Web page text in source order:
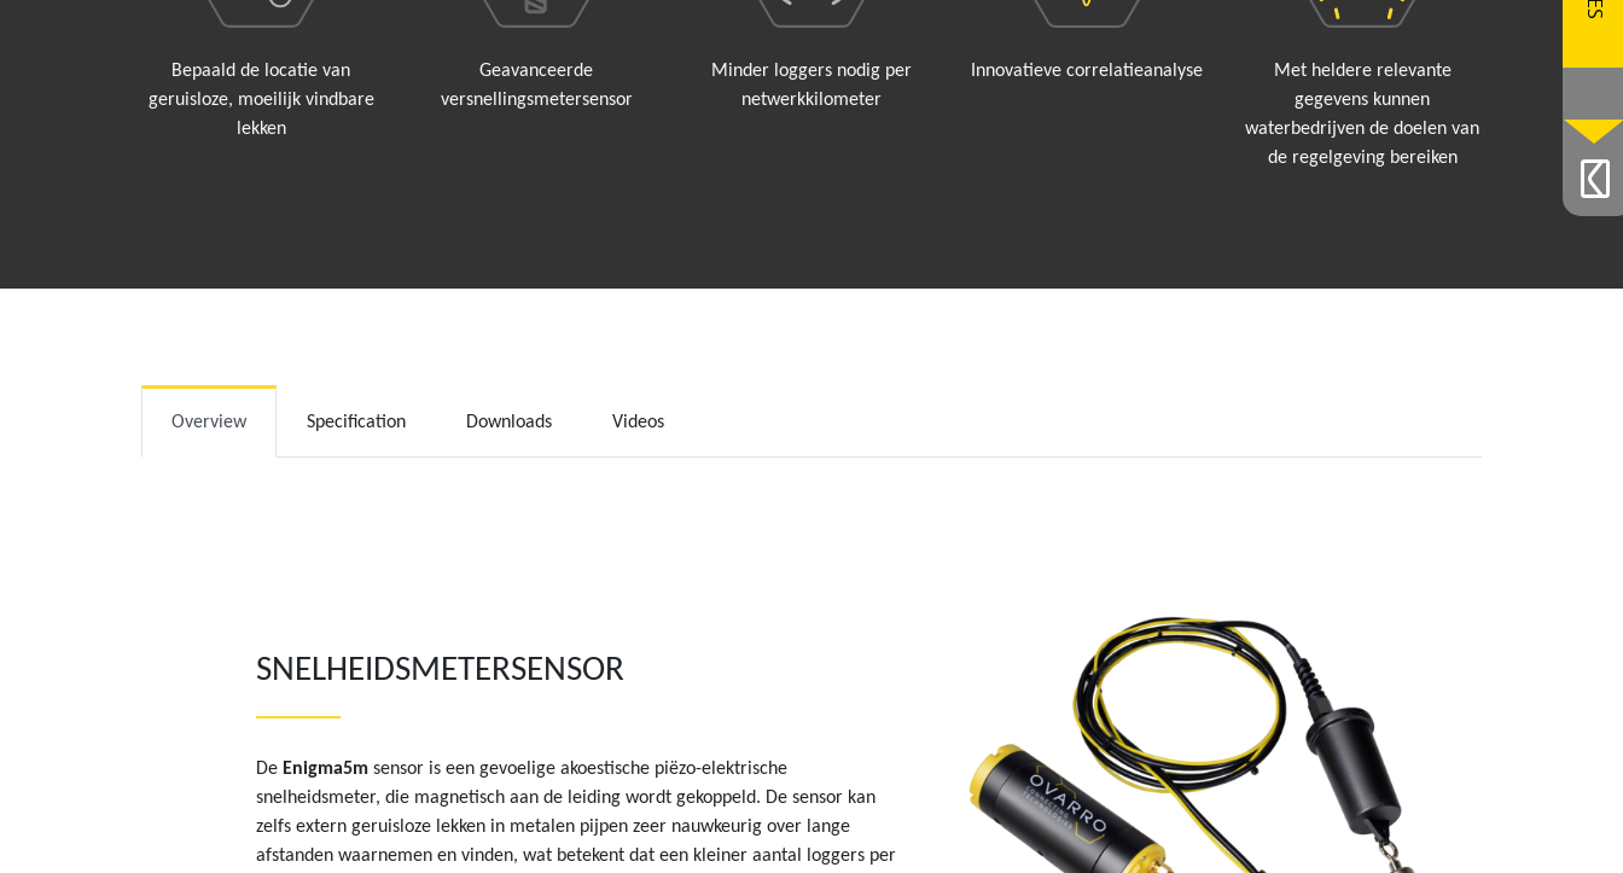
Bepaald de locatie van
geruisloze, moeilijk vindbare
lekken
Geavanceerde
versnellingsmetersensor
Minder loggers nodig per
netwerkkilometer
Innovatieve correlatieanalyse
Met heldere relevante
gegevens kunnen
waterbedrijven de doelen van
de regelgeving bereiken
Overview Specification Downloads Videos
SNELHEIDSMETERSENSOR
De Enigma5m sensor is een gevoelige akoestische piëzo-elektrische
snelheidsmeter, die magnetisch aan de leiding wordt gekoppeld. De sensor kan
zelfs extern geruisloze lekken in metalen pijpen zeer nauwkeurig over lange
afstanden waarnemen en vinden, wat betekent dat een kleiner aantal loggers per